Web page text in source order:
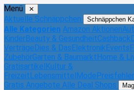
Menü ✕
Aktuelle Schnäppchen Schnäppchen
Alle Kategorien Amazon Aktionen
KinderBeauty & GesundheitCashback
VerträgeDies & DasElektronikEvents
ZubehörGarten & BaumarktHome &
GratisartikelKultur &
FreizeitLebensmittelModePreisfehler
Gratis Angebote Alle Deal Shops